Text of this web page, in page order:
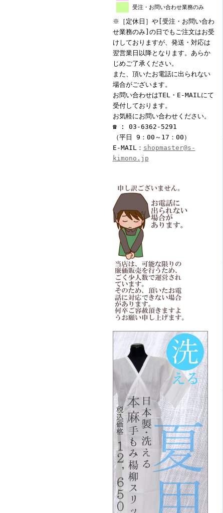
受注・お問い合わせ業務のみ
※［定休日］や[受注・お問い合わ
せ業務のみ]の日でもご注文はお受
けしておりますが、発送・対応は
翌営業日以降となります。あらか
じめご了承ください。
また、頂いたお電話に出られない
場合がございます。
お問い合わせはTEL・E-MAILにて
受付しております。
お気軽にお問い合わせください。
☎ : 03-6362-5291
（平日 9：00～17：00）
E-MAIL： shopmaster@s-
kimono.jp